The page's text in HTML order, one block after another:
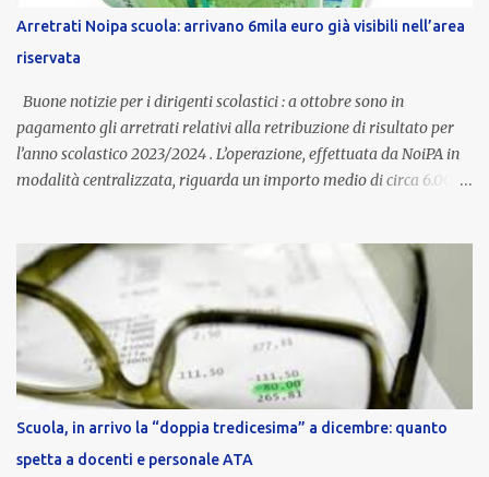
stipendio nazionale grazie alle prerogative garantite
dall’autonomia locale. Non è un bonus temporaneo né un
compenso accessorio, ma una voce strutturale di retribuzione,
aggiornata periodicamente in base al cost...
Arretrati Noipa scuola: arrivano 6mila euro già visibili nell’area
riservata
Buone notizie per i dirigenti scolastici : a ottobre sono in
pagamento gli arretrati relativi alla retribuzione di risultato per
l’anno scolastico 2023/2024 . L’operazione, effettuata da NoiPA in
modalità centralizzata, riguarda un importo medio di circa 6.000
ordinaria di ottobre . Cos’è la retribuzione di risultato La
retribuzione di risultato rappresenta la parte variabile dello
stipendio dei dirigenti scolastici. Viene corrisposta per valorizzare
la qualità dell’attività svolta, la gestione delle risorse e il
raggiungimento degli obiettivi fissati dal Ministero dell’Istruzione
e del Merito (MIM) . Per l’anno scolastico 2023/2024, il MIM ha
completato la procedura di valutazione e trasmesso i dati a NoiPA,
che ha poi disposto la liquidazione automatica in busta paga . Gli
importi e le trattenute L’importo medio lordo riconosciuto è di 6....
Scuola, in arrivo la “doppia tredicesima” a dicembre: quanto
spetta a docenti e personale ATA